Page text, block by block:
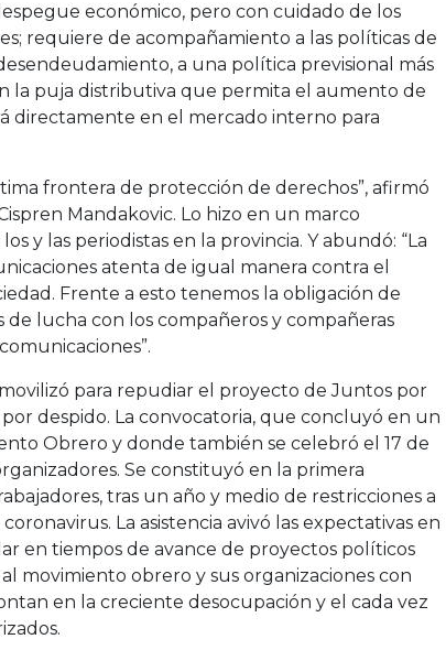
económico, pero con cuidado de los
requiere de acompañamiento a las políticas de
a una política previsional más
la puja distributiva que permita el aumento de
directamente en el mercado interno para
frontera de protección de derechos”, afirmó
Mandakovic. Lo hizo en un marco
y las periodistas en la provincia. Y abundó: “La
atenta de igual manera contra el
Frente a esto tenemos la obligación de
lucha con los compañeros y compañeras
para repudiar el proyecto de Juntos por
despido. La convocatoria, que concluyó en un
Obrero y donde también se celebró el 17 de
Se constituyó en la primera
tras un año y medio de restricciones a
La asistencia avivó las expectativas en
en tiempos de avance de proyectos políticos
movimiento obrero y sus organizaciones con
en la creciente desocupación y el cada vez